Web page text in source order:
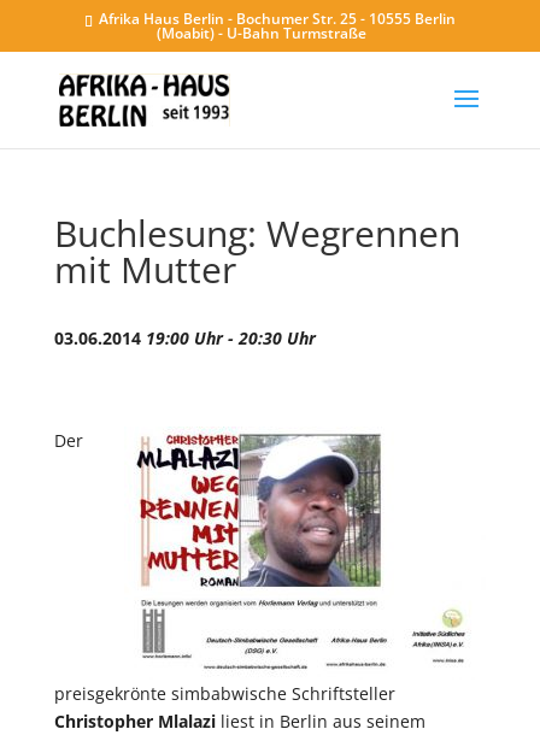
Afrika Haus Berlin - Bochumer Str. 25 - 10555 Berlin
(Moabit) - U-Bahn Turmstraße
Buchlesung: Wegrennen
mit Mutter
03.06.2014 19:00 Uhr - 20:30 Uhr
Der
preisgekrönte simbabwische Schriftsteller
Christopher Mlalazi liest in Berlin aus seinem